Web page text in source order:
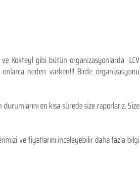
ve Kokteyl gibi bütün organizasyonlarda LCV
neden varken!!! Birde organizasyonu
en kısa sürede size raporlarız. Size
ve fiyatlarını inceleyebilir daha fazla bilgi